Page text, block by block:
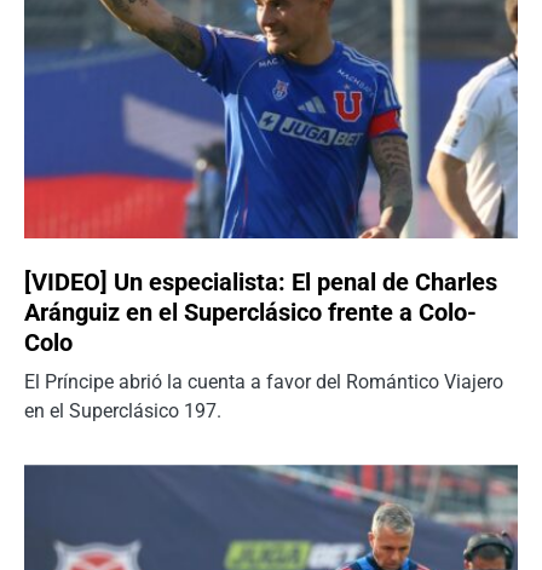
[VIDEO] Un especialista: El penal de Charles
Aránguiz en el Superclásico frente a Colo-
Colo
El Príncipe abrió la cuenta a favor del Romántico Viajero
en el Superclásico 197.